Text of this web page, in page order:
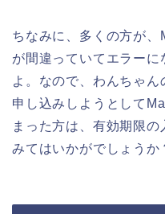
ちなみに、多くの方が
が間違っていてエラー
よ。なので、わんちゃ
申し込みしようとして
まった方は、有効期限
みてはいかがでしょうか